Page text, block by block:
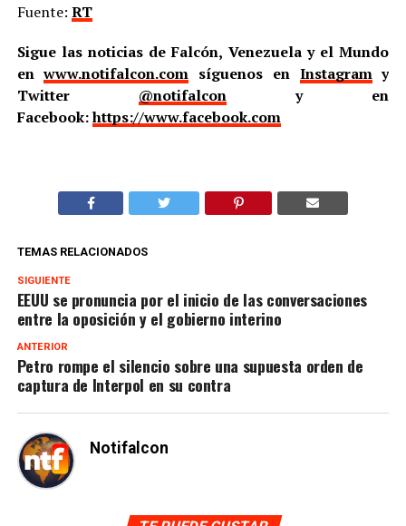
Fuente: RT
Sigue las noticias de Falcón, Venezuela y el Mundo
enwww.notifalcon.com síguenos en Instagramy
Twitter @notifalcony en
Facebook:https://www.facebook.com
TEMAS RELACIONADOS
SIGUIENTE
EEUU se pronuncia por el inicio de las conversaciones
entre la oposición y el gobierno interino
ANTERIOR
Petro rompe el silencio sobre una supuesta orden de
captura de Interpol en su contra
Notifalcon